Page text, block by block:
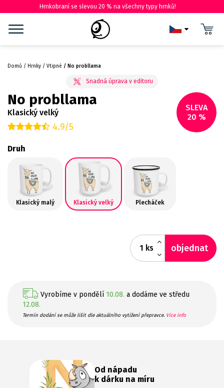
Hrnkobraní se slevou 20 % na všechny typy hrnků!
Domů Hrnky Vtipné No probllama
SLEVA
20 %
No probllama
Klasický velký
4.9/5
Druh
Klasický malý Klasický velký Plecháček
ks objednat
Vyrobíme v pondělí 10.08. a dodáme ve středu
12.08.
Termín dodání se může lišit dle aktuálního vytížení přepravce. Více info
Od nápadu
k dárku na míru